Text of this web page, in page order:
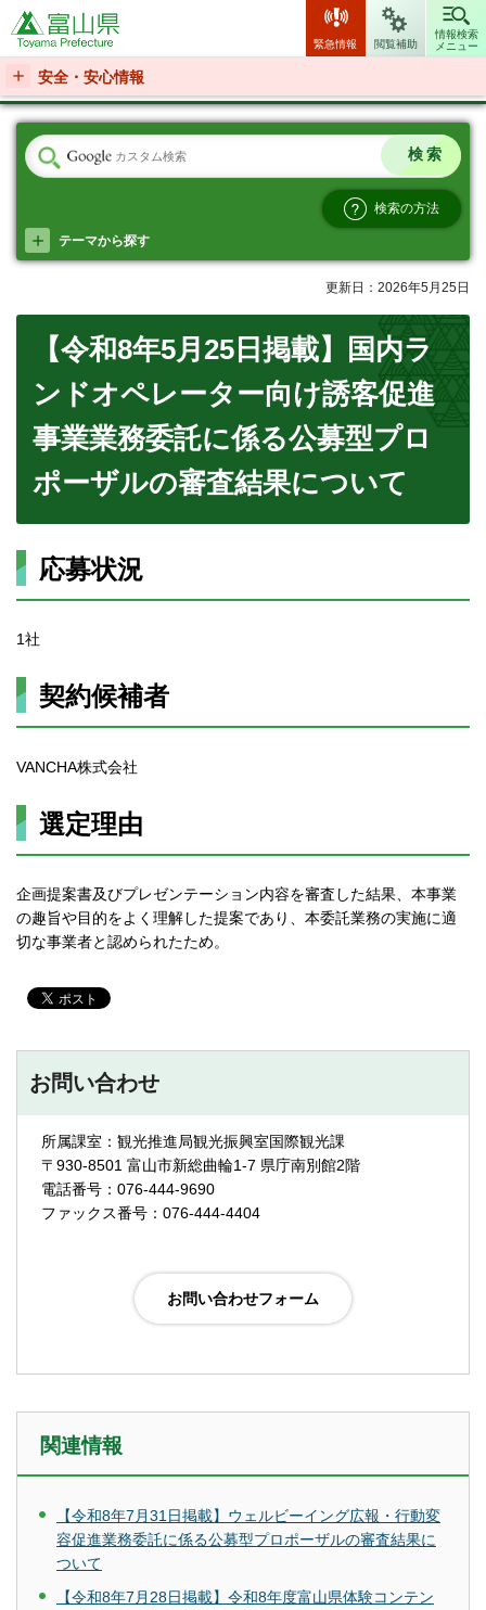
富山県
緊急情報 閲覧補助
情報検索
メニュー
安全・安心情報
検索の方法
テーマから探す
更新日：2026年5月25日
【令和8年5月25日掲載】国内ラ
ンドオペレーター向け誘客促進
事業業務委託に係る公募型プロ
ポーザルの審査結果について
応募状況
1社
契約候補者
VANCHA株式会社
選定理由
企画提案書及びプレゼンテーション内容を審査した結果、本事業
の趣旨や目的をよく理解した提案であり、本委託業務の実施に適
切な事業者と認められたため。
お問い合わせ
所属課室：観光推進局観光振興室国際観光課
〒930-8501 富山市新総曲輪1-7 県庁南別館2階
電話番号：076-444-9690
ファックス番号：076-444-4404
関連情報
【令和8年7月31日掲載】ウェルビーイング広報・行動変
容促進業務委託に係る公募型プロポーザルの審査結果に
ついて
【令和8年7月28日掲載】令和8年度富山県体験コンテン